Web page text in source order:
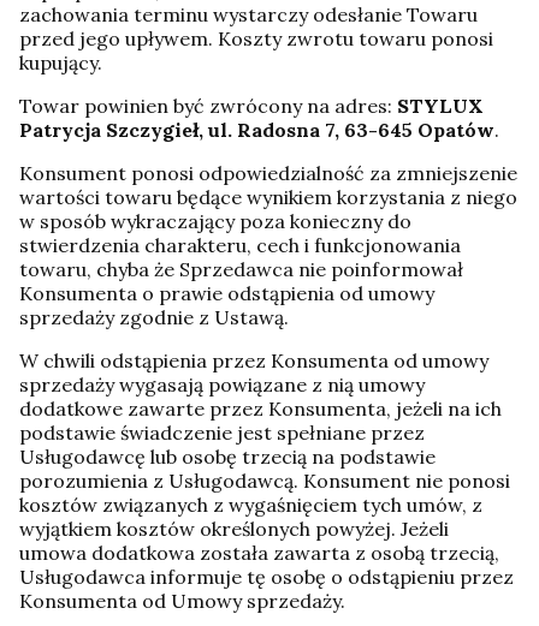
zachowania terminu wystarczy odesłanie Towaru
przed jego upływem. Koszty zwrotu towaru ponosi
kupujący.
Towar powinien być zwrócony na adres: STYLUX
Patrycja Szczygieł, ul. Radosna 7, 63-645 Opatów.
Konsument ponosi odpowiedzialność za zmniejszenie
wartości towaru będące wynikiem korzystania z niego
w sposób wykraczający poza konieczny do
stwierdzenia charakteru, cech i funkcjonowania
towaru, chyba że Sprzedawca nie poinformował
Konsumenta o prawie odstąpienia od umowy
sprzedaży zgodnie z Ustawą.
W chwili odstąpienia przez Konsumenta od umowy
sprzedaży wygasają powiązane z nią umowy
dodatkowe zawarte przez Konsumenta, jeżeli na ich
podstawie świadczenie jest spełniane przez
Usługodawcę lub osobę trzecią na podstawie
porozumienia z Usługodawcą. Konsument nie ponosi
kosztów związanych z wygaśnięciem tych umów, z
wyjątkiem kosztów określonych powyżej. Jeżeli
umowa dodatkowa została zawarta z osobą trzecią,
Usługodawca informuje tę osobę o odstąpieniu przez
Konsumenta od Umowy sprzedaży.